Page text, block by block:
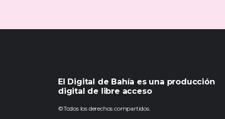
El Digital de Bahía es una producción
digital de libre acceso
©Todos los derechos compartidos.